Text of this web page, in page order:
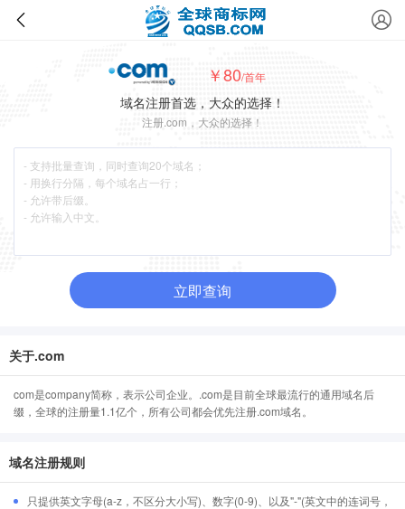
￥80/首年
域名注册首选，大众的选择！
注册.com，大众的选择！
立即查询
关于.com
com是company简称，表示公司企业。.com是目前全球最流行的通用域名后
缀，全球的注册量1.1亿个，所有公司都会优先注册.com域名。
域名注册规则
只提供英文字母(a-z，不区分大小写)、数字(0-9)、以及"-"(英文中的连词号，